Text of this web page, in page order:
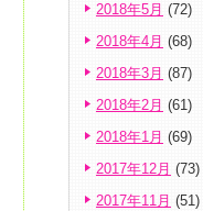
2018年5月 (72)
2018年4月 (68)
2018年3月 (87)
2018年2月 (61)
2018年1月 (69)
2017年12月 (73)
2017年11月 (51)